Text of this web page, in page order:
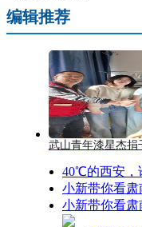
编辑推荐
武山青年漆星杰捐
40℃的西安，
小新带你看肃
小新带你看